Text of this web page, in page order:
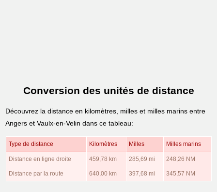
Conversion des unités de distance
Découvrez la distance en kilomètres, milles et milles marins entre
Angers et Vaulx-en-Velin dans ce tableau:
Type de distance Kilomètres Milles Milles marins
Distance en ligne droite 459,78 km 285,69 mi 248,26 NM
Distance par la route 640,00 km 397,68 mi 345,57 NM